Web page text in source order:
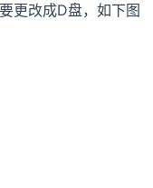
更改成D盘，如下图